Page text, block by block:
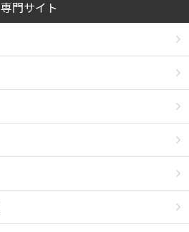
専門サイト